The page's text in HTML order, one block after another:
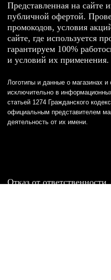
Представленная на сайте
публичной офертой.
промокодов, условия
сайте, где используется
гарантируем 100%
и условий их применения.
Логотипы и данные о магазинах
исключительно в
статьей 1274 Гражданского
официальным представителем
деятельность от их имени.
Отказ от ответственности